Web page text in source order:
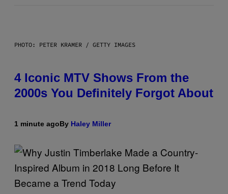
PHOTO: PETER KRAMER / GETTY IMAGES
4 Iconic MTV Shows From the
2000s You Definitely Forgot About
1 minute agoBy Haley Miller